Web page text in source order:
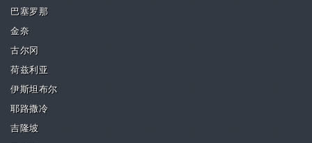
巴塞罗那
金奈
古尔冈
荷兹利亚
伊斯坦布尔
耶路撒冷
吉隆坡